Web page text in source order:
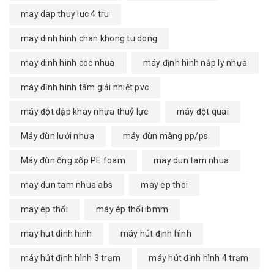
may dap thuy luc 4 tru
may dinh hinh chan khong tu dong
may dinh hinh coc nhua máy định hình nắp ly nhựa
máy định hình tấm giải nhiệt pvc
máy đột dập khay nhựa thuỷ lực máy đột quai
Máy đùn lưới nhựa máy đùn màng pp/ps
Máy đùn ống xốp PE foam may dun tam nhua
may dun tam nhua abs may ep thoi
may ép thổi máy ép thổi ibmm
may hut dinh hinh máy hút định hình
máy hút định hình 3 trạm máy hút định hình 4 trạm